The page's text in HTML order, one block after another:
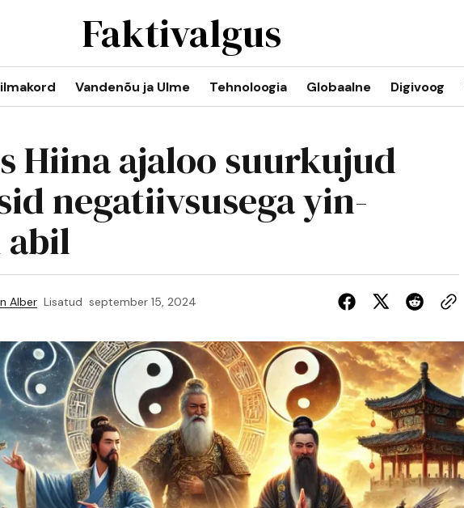
Faktivalgus
Vandenõu ja Ulme Tehnoloogia Globaalne Digivoog
Hiina ajaloo suurkujud
negatiivsusega yin-
abil
Alber Lisatud september 15, 2024